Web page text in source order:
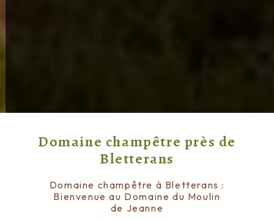
Domaine champêtre près de
Bletterans
Domaine champêtre à Bletterans :
Bienvenue au Domaine du Moulin
de Jeanne